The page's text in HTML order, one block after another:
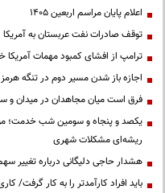
اعلام پایان مراسم اربعین ۱۴۰۵
توقف صادرات نفت عربستان به آمریکا
ترامپ از افشای کمبود مهمات
اجازه باز شدن مسیر دوم در تنگه هرمز
فرق است میان مجاهدان در میدان و
یکصد و پنجاه و سومین شب خدمت؛
ریشه‌ای مشکلات شهری
هشدار حاجی دلیگانی درباره تغییر
باید افراد کارآمدتر را به کار